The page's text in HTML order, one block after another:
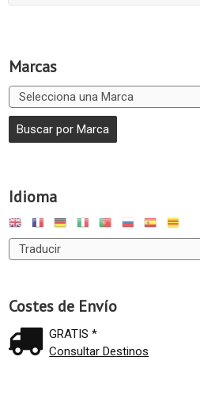
Marcas
Idioma
Costes de Envío
GRATIS *
Consultar Destinos